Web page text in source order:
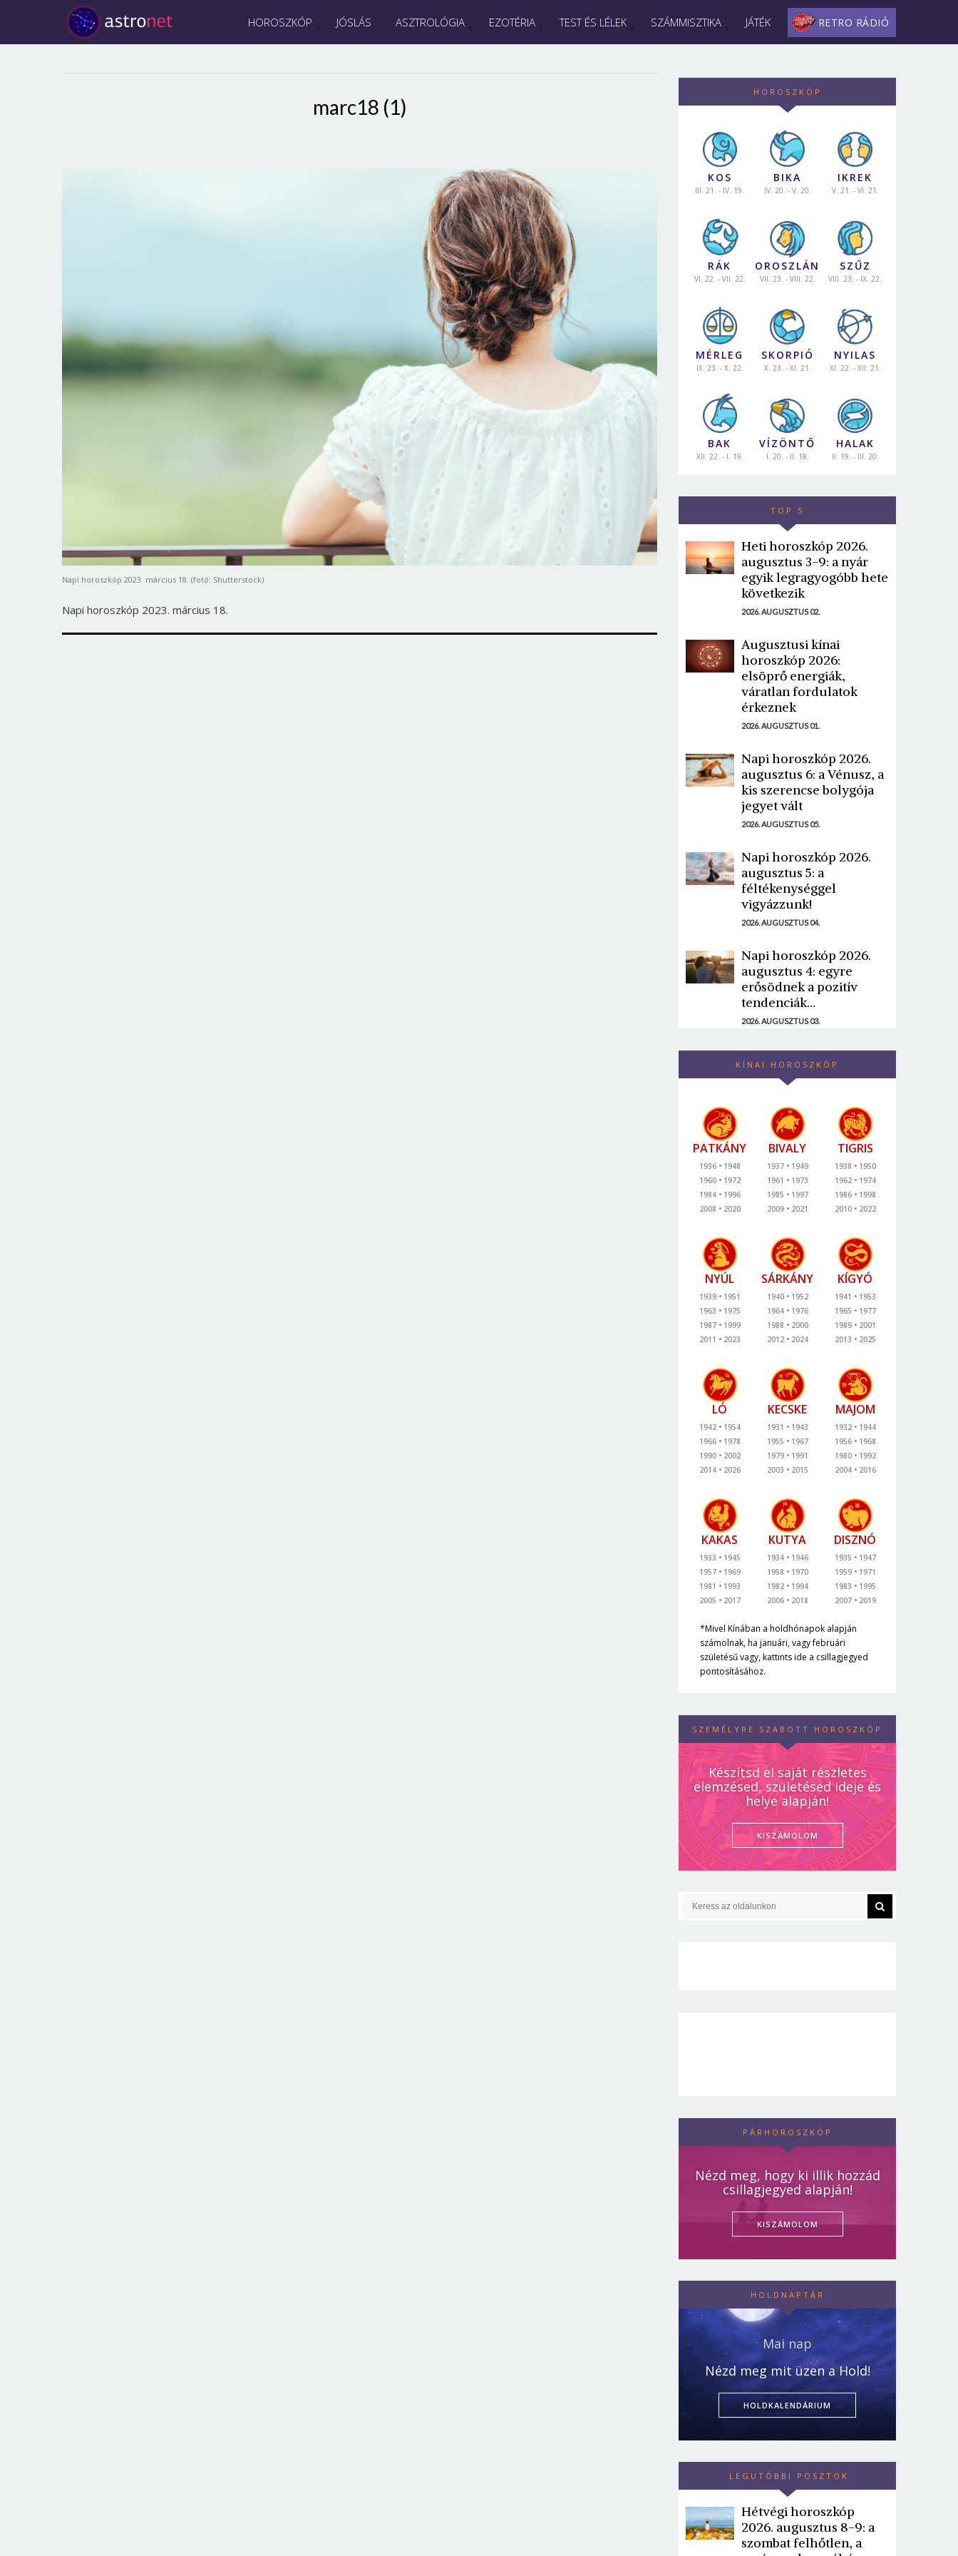
HOROSZKÓP JÓSLÁS ASZTROLÓGIA EZOTÉRIA TEST ÉS LÉLEK SZÁMMISZTIKA JÁTÉK RETRO RÁDIÓ
marc18 (1)
Napi horoszkóp 2023. március 18. (fotó: Shutterstock)
Napi horoszkóp 2023. március 18.
HOROSZKÓP
KOS
III. 21. - IV. 19.
BIKA
IV. 20. - V. 20.
IKREK
V. 21. - VI. 21.
RÁK
VI. 22. - VII. 22.
OROSZLÁN
VII. 23. - VIII. 22.
SZŰZ
VIII. 23. - IX. 22.
MÉRLEG
IX. 23. - X. 22.
SKORPIÓ
X. 23. - XI. 21.
NYILAS
XI. 22. - XII. 21.
BAK
XII. 22. - I. 19.
VÍZÖNTŐ
I. 20. - II. 18.
HALAK
II. 19. - III. 20.
TOP 5
Heti horoszkóp 2026.
augusztus 3-9: a nyár
egyik legragyogóbb hete
következik
2026. AUGUSZTUS 02.
Augusztusi kínai
horoszkóp 2026:
elsöprő energiák,
váratlan fordulatok
érkeznek
2026. AUGUSZTUS 01.
Napi horoszkóp 2026.
augusztus 6: a Vénusz, a
kis szerencse bolygója
jegyet vált
2026. AUGUSZTUS 05.
Napi horoszkóp 2026.
augusztus 5: a
féltékenységgel
vigyázzunk!
2026. AUGUSZTUS 04.
Napi horoszkóp 2026.
augusztus 4: egyre
erősödnek a pozitív
tendenciák...
2026. AUGUSZTUS 03.
KÍNAI HOROSZKÓP
PATKÁNY
1936
1948
1960
1972
1984
1996
2008
2020
BIVALY
1937
1949
1961
1973
1985
1997
2009
2021
TIGRIS
1938
1950
1962
1974
1986
1998
2010
2022
NYÚL
1939
1951
1963
1975
1987
1999
2011
2023
SÁRKÁNY
1940
1952
1964
1976
1988
2000
2012
2024
KÍGYÓ
1941
1953
1965
1977
1989
2001
2013
2025
LÓ
1942
1954
1966
1978
1990
2002
2014
2026
KECSKE
1931
1943
1955
1967
1979
1991
2003
2015
MAJOM
1932
1944
1956
1968
1980
1992
2004
2016
KAKAS
1933
1945
1957
1969
1981
1993
2005
2017
KUTYA
1934
1946
1958
1970
1982
1994
2006
2018
DISZNÓ
1935
1947
1959
1971
1983
1995
2007
2019
*Mivel Kínában a holdhónapok alapján
számolnak, ha januári, vagy februári
születésű vagy, kattints ide a csillagjegyed
pontosításához.
SZEMÉLYRE SZABOTT HOROSZKÓP
Készítsd el saját részletes
elemzésed, születésed ideje és
helye alapján!
KISZÁMOLOM
PÁRHOROSZKÓP
Nézd meg, hogy ki illik hozzád
csillagjegyed alapján!
KISZÁMOLOM
HOLDNAPTÁR
Mai nap
Nézd meg mit üzen a Hold!
HOLDKALENDÁRIUM
LEGUTÓBBI POSZTOK
Hétvégi horoszkóp
2026. augusztus 8-9: a
szombat felhőtlen, a